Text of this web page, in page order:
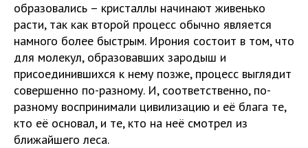
образовались – кристаллы начинают живенько
расти, так как второй процесс обычно является
намного более быстрым. Ирония состоит в том, что
для молекул, образовавших зародыш и
присоединившихся к нему позже, процесс выглядит
совершенно по-разному. И, соответственно, по-
разному воспринимали цивилизацию и её блага те,
кто её основал, и те, кто на неё смотрел из
ближайшего леса.